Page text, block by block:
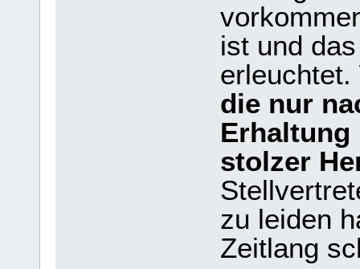
ist und
erleuchtet.
die nur
stolzer
zu leiden
Zeitlang